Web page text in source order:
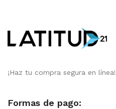
¡Haz tu compra segura en línea!
Formas de pago: